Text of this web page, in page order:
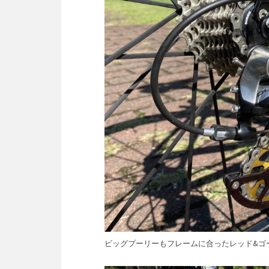
ビッグプーリーもフレームに合ったレッド&ゴ